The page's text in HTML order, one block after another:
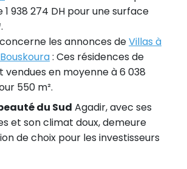
1 938 274 DH pour une surface
les annonces deVillas à
: Ces résidences de
vendues en moyenne à 6 038
550 m².
du Sud Agadir, avec ses
et son climat doux, demeure
de choix pour les investisseurs